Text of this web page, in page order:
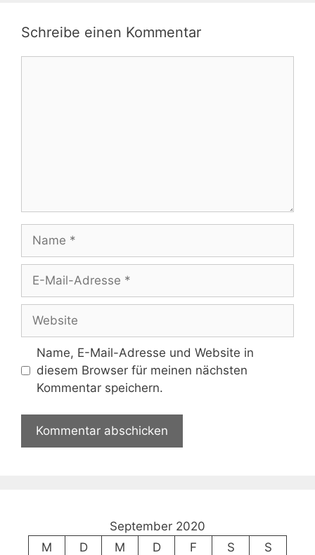
Schreibe einen Kommentar
Mail-
Adresse
Name, E-Mail-Adresse und Website in
diesem Browser für meinen nächsten
Kommentar speichern.
September 2020
M
D M D F S
S